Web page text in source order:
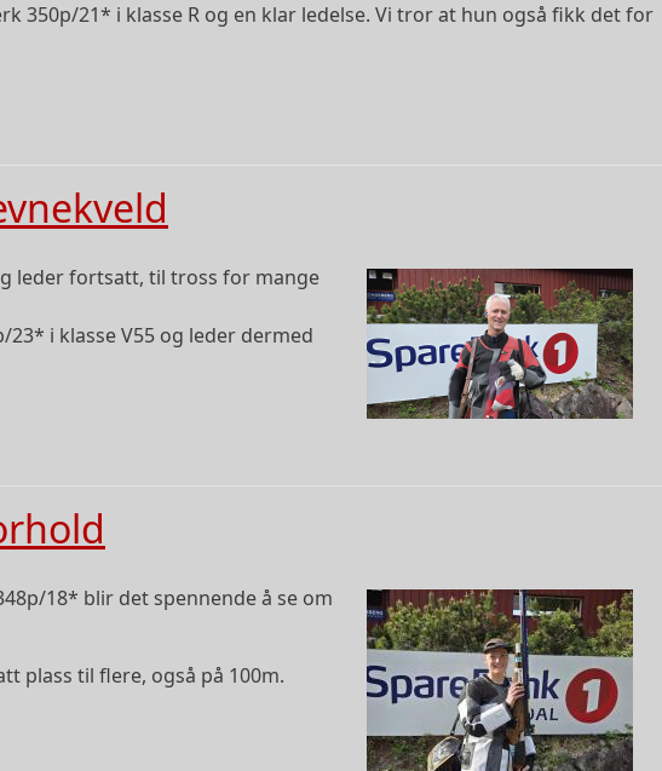
350p/21* i klasse R og en klar ledelse. Vi tror at hun også fikk det for
på 100m.
Image
leder fortsatt, til tross for mange
i klasse V55 og leder dermed
Image
18* blir det spennende å se om
plass til flere, også på 100m.